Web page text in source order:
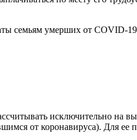
семьям умерших от COVID-
исключительно на
от коронавируса). Для ее